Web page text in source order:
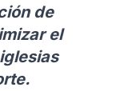
de
el